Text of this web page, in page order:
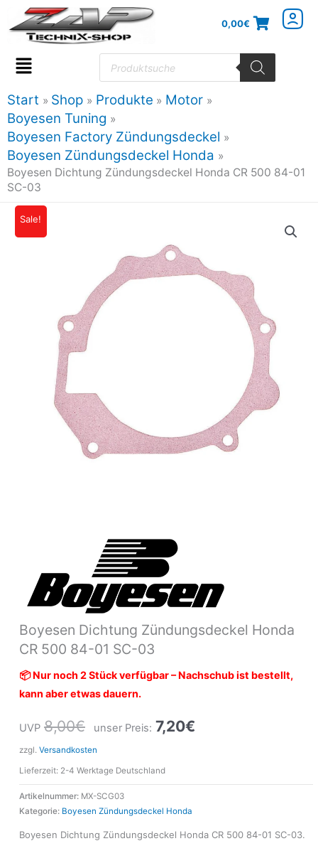
Inhalt
springen
0,00€
Flyout
Menu
Products
search
Start Shop Produkte
Motor
Boyesen Tuning
Boyesen Factory Zündungsdeckel
Boyesen Zündungsdeckel Honda
Boyesen Dichtung Zündungsdeckel Honda CR 500 84-01
SC-03
Sale!
Boyesen Dichtung Zündungsdeckel Honda
CR 500 84-01 SC-03
📦 Nur noch 2 Stück verfügbar – Nachschub ist bestellt,
kann aber etwas dauern.
UVP 8,00€
war:
8,00€
unser Preis: 7,20€
ist:
7,20€.
zzgl. Versandkosten
Lieferzeit: 2-4 Werktage Deutschland
Artikelnummer: MX-SCG03
Kategorie: Boyesen Zündungsdeckel Honda
Boyesen Dichtung Zündungsdeckel Honda CR 500 84-01 SC-03.
Boyesen
Dichtung